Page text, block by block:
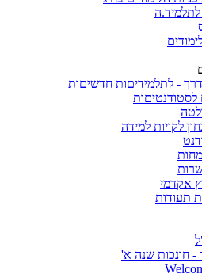
- לתלמידיםות חדשיםות
לסטודנטיםות
לקויות למידה
אקדמי
תעודות
- חונכות שנה א'